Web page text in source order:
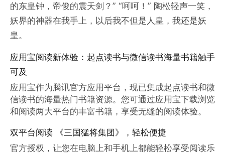
的东皇钟，帝俊的震天剑？” “呵呵！” 陶松轻声一笑，
妖界的神器在我手上，以后我不但是人皇，我还是妖
皇。
应用宝阅读新体验：起点读书与微信读书海量书籍触手
可及
应用宝作为腾讯官方应用平台，现已集成起点读书和微
信读书的海量热门书籍资源。您可通过应用宝下载浏览
和阅读两大平台的丰富书籍，享受无缝的阅读体验。
双平台阅读 《三国猛将集团》，轻松便捷
官方授权，让您在电脑上和手机上都能轻松享受阅读乐